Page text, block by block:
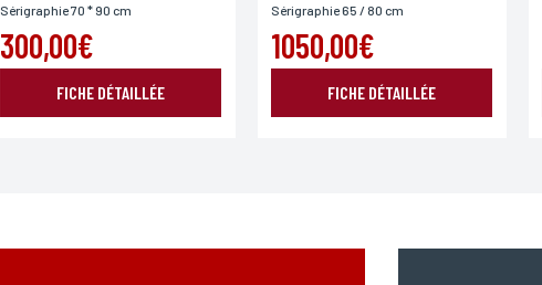
Sérigraphie 70 * 90 cm
300,00€
FICHE DÉTAILLÉE
Sérigraphie 65 / 80 cm
1050,00€
FICHE DÉTAILLÉE